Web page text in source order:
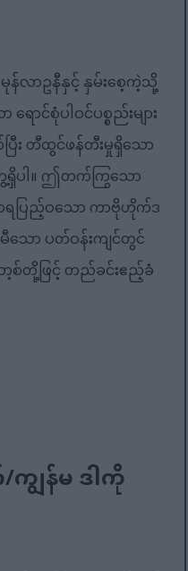
န်လာဥနီနှင့် နှမ်းစေ့ကဲ့သို့
ာင်စုံပါဝင်ပစ္စည်းများ
း တီထွင်ဖန်တီးမှုရှိသော
ပါ။ ဤတက်ကြွသော
ပြည့်ဝသော ကာဗိုဟိုက်ဒ
သော ပတ်ဝန်းကျင်တွင်
ာ့စ်တို့ဖြင့် တည်ခင်းဧည့်ခံ
ကျွန်မ ဒါကို